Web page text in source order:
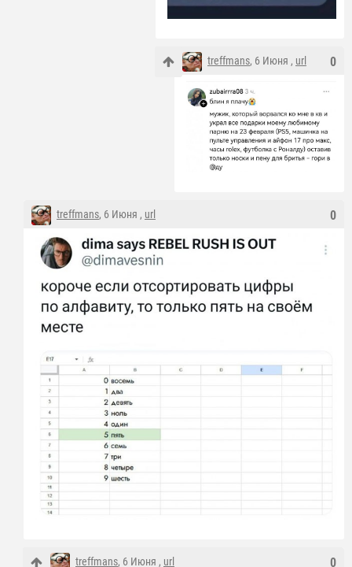
0
treffmans, 6 Июня , url
0
treffmans, 6 Июня , url
0
treffmans, 6 Июня , url